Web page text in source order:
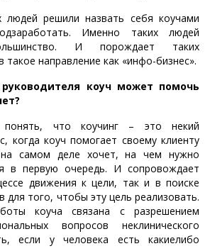
людей решили назвать себя коучами
Именно таких людей
И порождает таких
такое направление как «инфо-бизнес».
коуч может помочь
что коучинг – это некий
когда коуч помогает своему клиенту
самом деле хочет, на чем нужно
в первую очередь. И сопровождает
движения к цели, так и в поиске
для того, чтобы эту цель реализовать.
коуча связана с разрешением
вопросов неклинического
если у человека есть какиелибо